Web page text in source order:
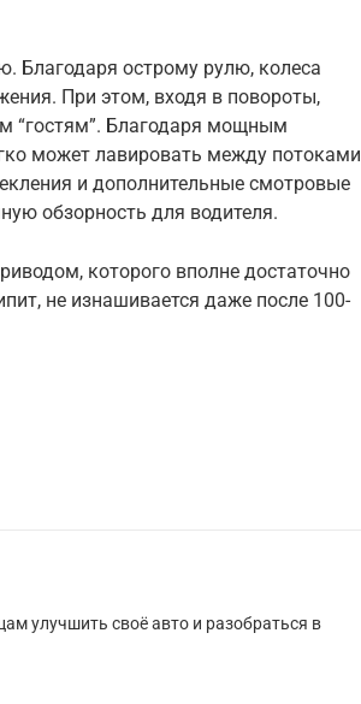
Благодаря острому рулю, колеса
При этом, входя в повороты,
“гостям”. Благодаря мощным
может лавировать между потоками
и дополнительные смотровые
обзорность для водителя.
которого вполне достаточно
не изнашивается даже после 100-
улучшить своё авто и разобраться в